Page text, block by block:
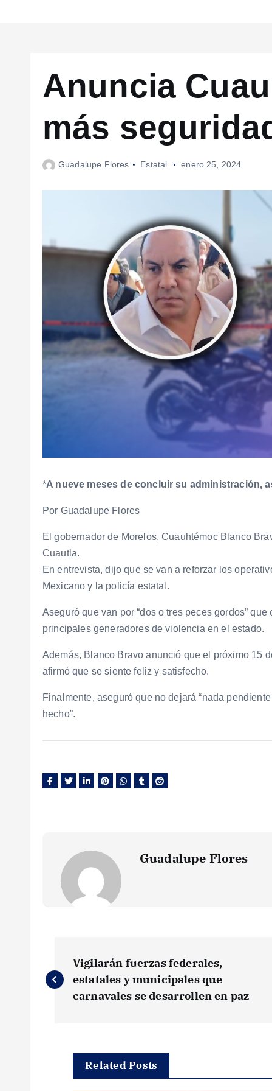
Anuncia
más
Guadalupe Flores Estatal enero 25, 2024
*A nueve meses de concluir su administración,
Por Guadalupe Flores
El gobernador de Morelos, Cuauhtémoc Blanco
Cuautla.
En entrevista, dijo que se van a reforzar los
Mexicano y la policía estatal.
Aseguró que van por “dos o tres peces gordos”
principales generadores de violencia en el estado.
Además, Blanco Bravo anunció que el próximo 15
afirmó que se siente feliz y satisfecho.
Finalmente, aseguró que no dejará “nada
hecho”.
Guadalupe Flores
a
Vigilarán fuerzas federales,
estatales y municipales que
carnavales se desarrollen en paz
Related Posts